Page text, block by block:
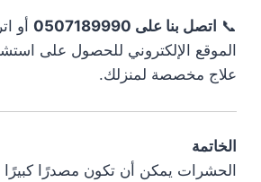
📞 اتصل بنا على 0507189990
أو
الموقع الإلكتروني للحصول على
علاج مخصصة لمنزلك.
الخاتمة
الحشرات يمكن أن تكون مصدرًا كبيرًا